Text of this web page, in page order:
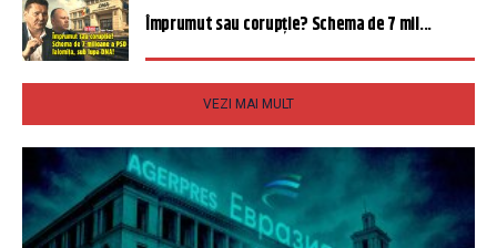
Împrumut sau corupție? Schema de 7 mil...
VEZI MAI MULT